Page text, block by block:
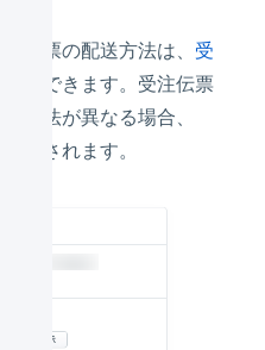
伝票の配送方法は、 受
確認できます。受注伝票
方法が異なる場合、
示されます。